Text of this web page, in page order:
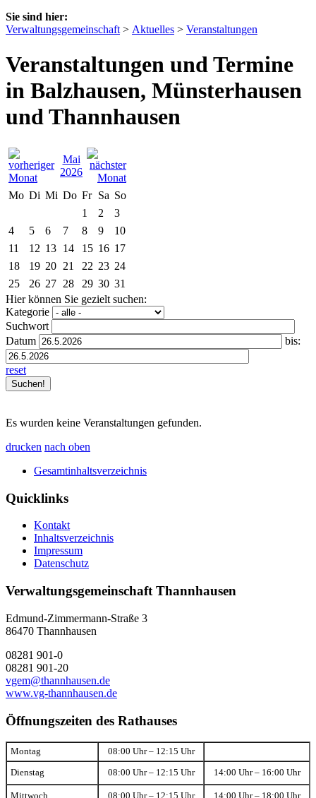
Sie sind hier:
Verwaltungsgemeinschaft > Aktuelles > Veranstaltungen
Veranstaltungen und Termine
in Balzhausen, Münsterhausen
und Thannhausen
Mai
2026
Mo Di Mi Do Fr Sa So
1
2
3
4
5 6 7 8 9
10
11
12 13 14 15 16 17
18
19 20 21 22 23 24
25
26 27 28 29 30 31
Hier können Sie gezielt suchen:
Kategorie
Suchwort
Datum
bis:
reset
Es wurden keine Veranstaltungen gefunden.
drucken nach oben
Gesamtinhaltsverzeichnis
Quicklinks
Kontakt
Inhaltsverzeichnis
Impressum
Datenschutz
Verwaltungsgemeinschaft Thannhausen
Edmund-Zimmermann-Straße 3
86470 Thannhausen
08281 901-0
08281 901-20
vgem@thannhausen.de
www.vg-thannhausen.de
Öffnungszeiten des Rathauses
Montag 08:00 Uhr – 12:15 Uhr
Dienstag 08:00 Uhr – 12:15 Uhr 14:00 Uhr – 16:00 Uhr